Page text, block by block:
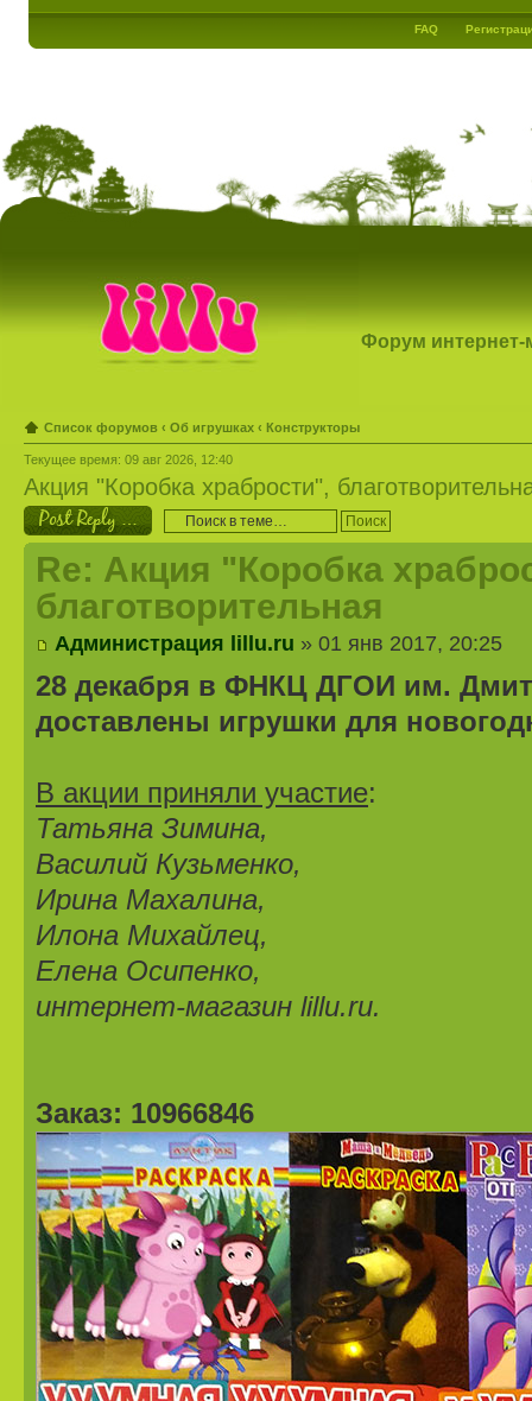
FAQ
Форум интернет-
Список форумов ‹ Об игрушках ‹ Конструкторы
Текущее время: 09 авг 2026, 12:40
Акция "Коробка храбрости",
Ответить
Re: Акция "Коробка
благотворительная
Администрация lillu.ru » 01 янв 2017, 20:25
28 декабря в ФНКЦ ДГОИ им.
доставлены игрушки для
В акции приняли участие:
Татьяна Зимина,
Василий Кузьменко,
Ирина Махалина,
Илона Михайлец,
Елена Осипенко,
интернет-магазин lillu.ru.
Заказ: 10966846